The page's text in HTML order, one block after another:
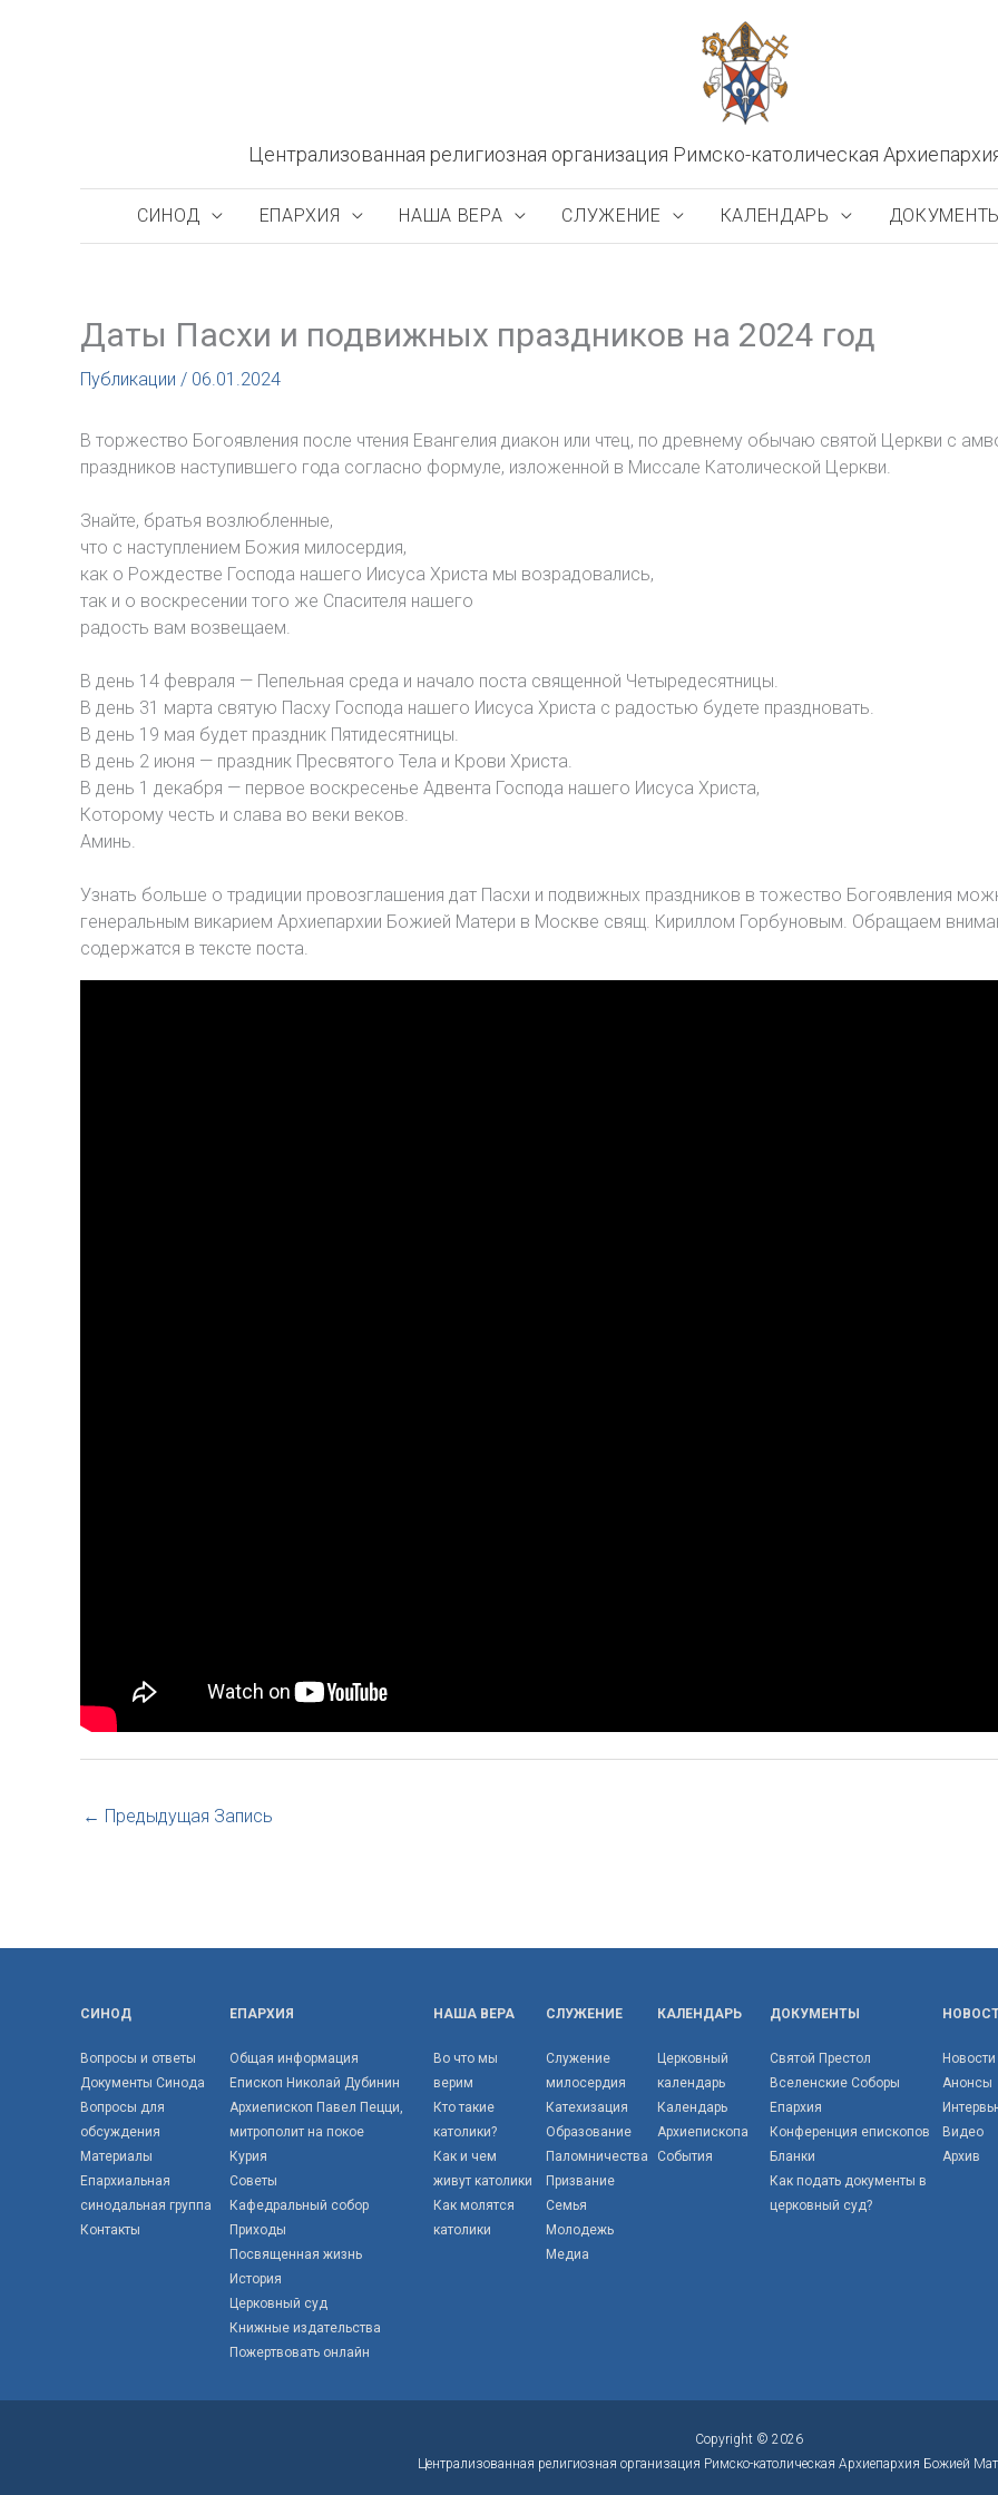
Централизованная религиозная организация Римско-католическая
СИНОД ЕПАРХИЯ НАША ВЕРА СЛУЖЕНИЕ КАЛЕНДАРЬ
Даты Пасхи и подвижных праздников на 2024 год
Публикации / 06.01.2024
В торжество Богоявления после чтения Евангелия диакон или чтец, по древнему обычаю святой Церкви с
праздников наступившего года согласно формуле, изложенной в Миссале Католической Церкви.
Знайте, братья возлюбленные,
что с наступлением Божия милосердия,
как о Рождестве Господа нашего Иисуса Христа мы возрадовались,
так и о воскресении того же Спасителя нашего
радость вам возвещаем.
В день 14 февраля — Пепельная среда и начало поста священной Четыредесятницы.
В день 31 марта святую Пасху Господа нашего Иисуса Христа с радостью будете праздновать.
В день 19 мая будет праздник Пятидесятницы.
В день 2 июня — праздник Пресвятого Тела и Крови Христа.
В день 1 декабря — первое воскресенье Адвента Господа нашего Иисуса Христа,
Которому честь и слава во веки веков.
Аминь.
Узнать больше о традиции провозглашения дат Пасхи и подвижных праздников в тожество Богоявления
генеральным викарием Архиепархии Божией Матери в Москве свящ. Кириллом Горбуновым. Обращаем
содержатся в тексте поста.
← Предыдущая Запись
СИНОД
Вопросы и ответы
Документы Синода
Вопросы для
обсуждения
Материалы
Епархиальная
синодальная группа
Контакты
ЕПАРХИЯ
Общая информация
Епископ Николай Дубинин
Архиепископ Павел Пецци,
митрополит на покое
Курия
Советы
Кафедральный собор
Приходы
Посвященная жизнь
История
Церковный суд
Книжные издательства
Пожертвовать онлайн
НАША ВЕРА
Во что мы
верим
Кто такие
католики?
Как и чем
живут католики
Как молятся
католики
СЛУЖЕНИЕ
Служение
милосердия
Катехизация
Образование
Паломничества
Призвание
Семья
Молодежь
Медиа
КАЛЕНДАРЬ
Церковный
календарь
Календарь
Архиепископа
События
ДОКУМЕНТЫ
Святой Престол
Вселенские Соборы
Епархия
Конференция епископов
Бланки
Как подать документы в
церковный суд?
Новости
Анонсы
Видео
Архив
Copyright © 2026
Централизованная религиозная организация Римско-католическая Архиепархия Божией